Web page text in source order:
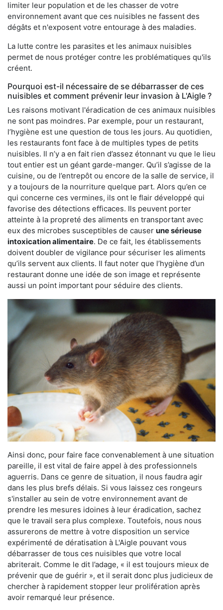
limiter leur population et de les chasser de votre
environnement avant que ces nuisibles ne fassent des
dégâts et n'exposent votre entourage à des maladies.
La lutte contre les parasites et les animaux nuisibles
permet de nous protéger contre les problématiques qu'ils
créent.
Pourquoi est-il nécessaire de se débarrasser de ces
nuisibles et comment prévenir leur invasion à L'Aigle ?
Les raisons motivant l'éradication de ces animaux nuisibles
ne sont pas moindres. Par exemple, pour un restaurant,
l’hygiène est une question de tous les jours. Au quotidien,
les restaurants font face à de multiples types de petits
nuisibles. Il n’y a en fait rien d’assez étonnant vu que le lieu
tout entier est un géant garde-manger. Qu’il s’agisse de la
cuisine, ou de l’entrepôt ou encore de la salle de service, il
y a toujours de la nourriture quelque part. Alors qu’en ce
qui concerne ces vermines, ils ont le flair développé qui
favorise des détections efficaces. Ils peuvent porter
atteinte à la propreté des aliments en transportant avec
eux des microbes susceptibles de causer une sérieuse
intoxication alimentaire. De ce fait, les établissements
doivent doubler de vigilance pour sécuriser les aliments
qu’ils servent aux clients. Il faut noter que l’hygiène d’un
restaurant donne une idée de son image et représente
aussi un point important pour séduire des clients.
Ainsi donc, pour faire face convenablement à une situation
pareille, il est vital de faire appel à des professionnels
aguerris. Dans ce genre de situation, il nous faudra agir
dans les plus brefs délais. Si vous laissez ces rongeurs
s'installer au sein de votre environnement avant de
prendre les mesures idoines à leur éradication, sachez
que le travail sera plus complexe. Toutefois, nous nous
assurerons de mettre à votre disposition un service
expérimenté de dératisation à L'Aigle pouvant vous
débarrasser de tous ces nuisibles que votre local
abriterait. Comme le dit l’adage, « il est toujours mieux de
prévenir que de guérir », et il serait donc plus judicieux de
chercher à rapidement stopper leur prolifération après
avoir remarqué leur présence.